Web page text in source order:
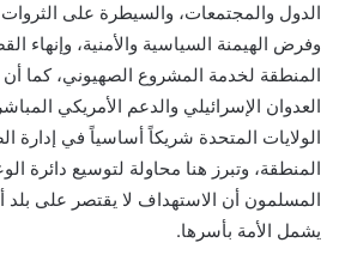
الدول والمجتمعات، والسيطرة على الثروات
وفرض الهيمنة السياسية والأمنية، وإنهاء
المنطقة لخدمة المشروع الصهيوني، كما
العدوان الإسرائيلي والدعم الأمريكي
الولايات المتحدة شريكاً أساسياً في إدارة
المنطقة، وتبرز هنا محاولة لتوسيع دائرة
المسلمون أن الاستهداف لا يقتصر على بلد
يشمل الأمة بأسرها.